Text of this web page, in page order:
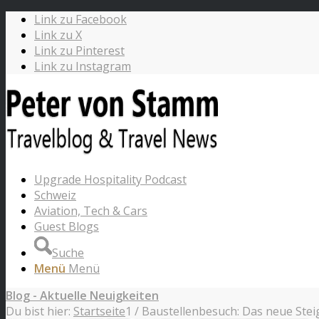
Link zu Facebook
Link zu X
Link zu Pinterest
Link zu Instagram
Upgrade Hospitality Podcast
Schweiz
Aviation, Tech & Cars
Guest Blogs
Suche
Menü Menü
Blog - Aktuelle Neuigkeiten
Du bist hier: Startseite1 / Baustellenbesuch: Das neue